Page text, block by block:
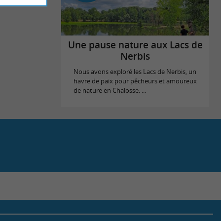
Une pause nature aux Lacs de
Nerbis
Nous avons exploré les Lacs de Nerbis, un
havre de paix pour pêcheurs et amoureux
de nature en Chalosse. ...